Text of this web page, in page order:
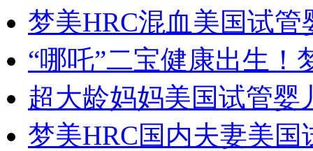
梦美HRC混血美国试
“哪吒”二宝健康出生！
超大龄妈妈美国试管婴
梦美HRC国内夫妻美